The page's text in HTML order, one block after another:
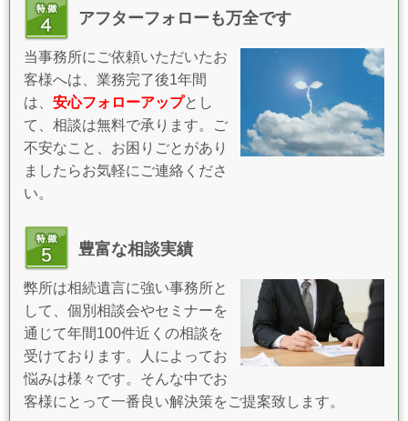
アフターフォローも万全です
当事務所にご依頼いただいたお
客様へは、業務完了後1年間
は、 安心フォローアップとし
て、相談は無料で承ります。ご
不安なこと、お困りごとがあり
ましたらお気軽にご連絡くださ
い。
豊富な相談実績
弊所は相続遺言に強い事務所と
して、個別相談会やセミナーを
通じて年間100件近くの相談を
受けております。人によってお
悩みは様々です。そんな中でお
客様にとって一番良い解決策をご提案致します。